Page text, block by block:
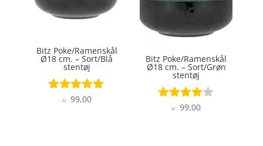
Bitz Poke/Ramenskål
Ø18 cm. – Sort/Blå
stentøj
Vurderet
kr. 99,00
Bitz Poke/Ramenskål
Ø18 cm. – Sort/Grøn
stentøj
Vurderet
kr. 99,00